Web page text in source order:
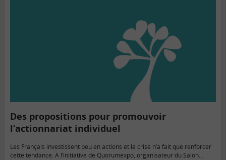
Des propositions pour promouvoir
l’actionnariat individuel
Les Français investissent peu en actions et la crise n’a fait que renforcer
cette tendance. A l’initiative de Quorumexpo, organisateur du Salon